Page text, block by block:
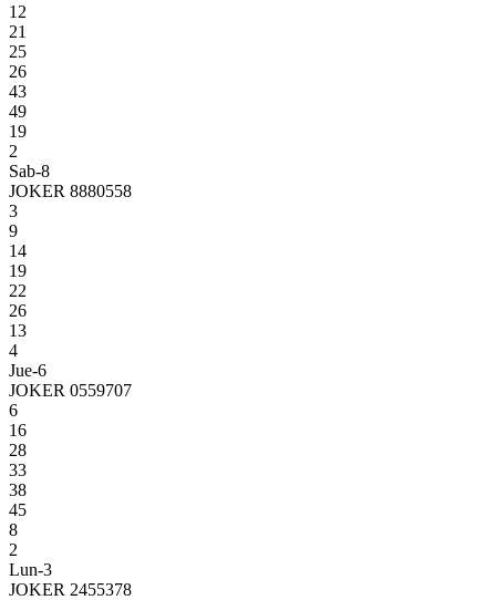
12
21
25
26
43
49
19
2
Sab-8
JOKER 8880558
3
9
14
19
22
26
13
4
Jue-6
JOKER 0559707
6
16
28
33
38
45
8
2
Lun-3
JOKER 2455378